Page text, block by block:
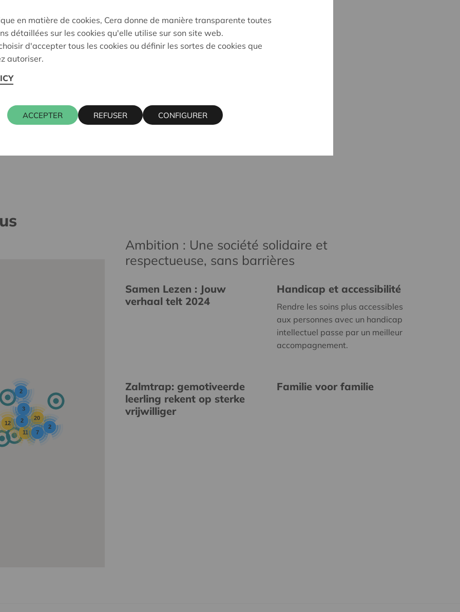
11, 3500
Cera contact
016 27 96 74
kris.debruyne@cera.coop
12
11
2
20
7
2
3
2
Ambition : Une société solidaire et
respectueuse, sans barrières
Samen Lezen : Jouw
verhaal telt 2024
Handicap et accessibilité
Rendre les soins plus accessibles
aux personnes avec un handicap
intellectuel passe par un meilleur
accompagnement.
Zalmtrap: gemotiveerde
leerling rekent op sterke
vrijwilliger
Familie voor familie
en matière de cookies, Cera donne de manière transparente toutes
détaillées sur les cookies qu'elle utilise sur son site web.
d'accepter tous les cookies ou définir les sortes de cookies que
autoriser.
ACCEPTER REFUSER CONFIGURER